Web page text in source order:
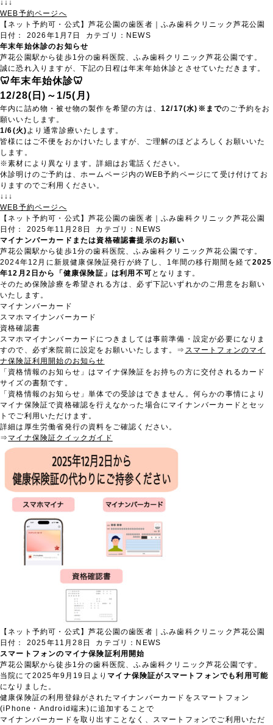
↓↓↓
WEB予約ページへ
【ネット予約可・公式】芦花公園の歯医者｜ふみ歯科クリニック芦花公園
日付： 2026年1月7日 カテゴリ： NEWS
年末年始休診のお知らせ
芦花公園駅から徒歩1分の歯科医院、ふみ歯科クリニック芦花公園です。
誠に恐れ入りますが、下記の日程は年末年始休診とさせていただきます。
🦷年末年始休診🦷
12/28(日)～1/5(月)
年内に詰め物・被せ物の製作を希望の方は、 12/17(水)※までのご予約をお
願いいたします。
1/6(火)より通常診療いたします。
皆様にはご不便をおかけいたしますが、ご理解のほどよろしくお願いいた
します。
※素材により異なります。詳細はお電話ください。
休診明けのご予約は、ホームページ内のWEB予約ページにて受け付けてお
りますのでご利用ください。
↓↓↓
WEB予約ページへ
【ネット予約可・公式】芦花公園の歯医者｜ふみ歯科クリニック芦花公園
日付： 2025年11月28日 カテゴリ： NEWS
マイナンバーカードまたは資格確認書提示のお願い
芦花公園駅から徒歩1分の歯科医院、ふみ歯科クリニック芦花公園です。
2024年12月に新規健康保険証発行が終了し、1年間の移行期間を経て2025
年12月2日から「健康保険証」は利用不可 となります。
そのため保険診療を希望される方は、必ず下記いずれかのご用意をお願い
いたします。
マイナンバーカード
スマホマイナンバーカード
資格確認書
スマホマイナンバーカードにつきましては事前準備・設定が必要になりま
すので、必ず来院前に設定をお願いいたします。⇒ スマートフォンのマイ
ナ保険証利用開始のお知らせ
「資格情報のお知らせ」はマイナ保険証をお持ちの方に交付されるカード
サイズの書類です。
「資格情報のお知らせ」単体での受診はできません。何らかの事情により
マイナ保険証で資格確認を行えなかった場合にマイナンバーカードとセッ
トでご利用いただけます。
詳細は厚生労働省発行の資料をご確認ください。
⇒ マイナ保険証クイックガイド
【ネット予約可・公式】芦花公園の歯医者｜ふみ歯科クリニック芦花公園
日付： 2025年11月28日 カテゴリ： NEWS
スマートフォンのマイナ保険証利用開始
芦花公園駅から徒歩1分の歯科医院、ふみ歯科クリニック芦花公園です。
当院にて2025年9月19日より マイナ保険証がスマートフォンでも利用可能
になりました。
健康保険証の利用登録がされたマイナンバーカードをスマートフォン
(iPhone・Android端末)に追加することで
マイナンバーカードを取り出すことなく、スマートフォンでご利用いただ